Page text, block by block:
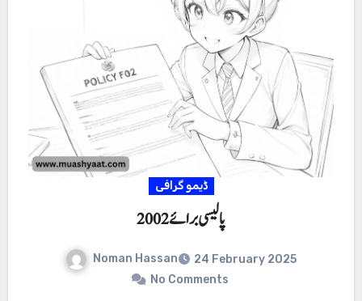
ڈیمو گرافی
پالیسی برائے 2002
Noman Hassan
24 February 2025
No Comments